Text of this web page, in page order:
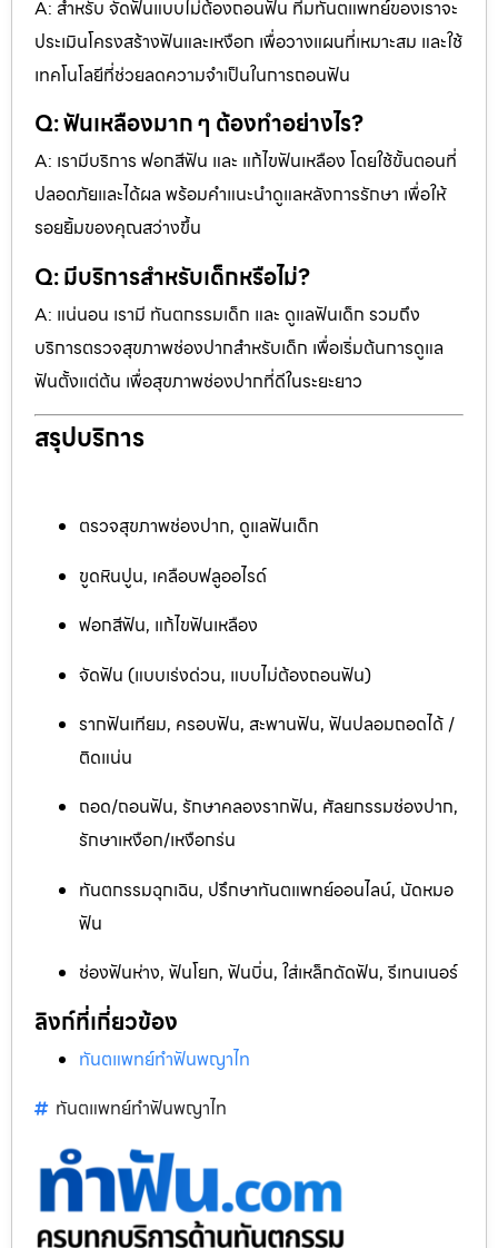
A: สำหรับ จัดฟันแบบไม่ต้องถอนฟัน ทีมทันตแพทย์ของเราจะ
ประเมินโครงสร้างฟันและเหงือก เพื่อวางแผนที่เหมาะสม และใช้
เทคโนโลยีที่ช่วยลดความจำเป็นในการถอนฟัน
Q: ฟันเหลืองมาก ๆ ต้องทำอย่างไร?
A: เรามีบริการ ฟอกสีฟัน และ แก้ไขฟันเหลือง โดยใช้ขั้นตอนที่
ปลอดภัยและได้ผล พร้อมคำแนะนำดูแลหลังการรักษา เพื่อให้
รอยยิ้มของคุณสว่างขึ้น
Q: มีบริการสำหรับเด็กหรือไม่?
A: แน่นอน เรามี ทันตกรรมเด็ก และ ดูแลฟันเด็ก รวมถึง
บริการตรวจสุขภาพช่องปากสำหรับเด็ก เพื่อเริ่มต้นการดูแล
ฟันตั้งแต่ต้น เพื่อสุขภาพช่องปากที่ดีในระยะยาว
สรุปบริการ
ตรวจสุขภาพช่องปาก, ดูแลฟันเด็ก
ขูดหินปูน, เคลือบฟลูออไรด์
ฟอกสีฟัน, แก้ไขฟันเหลือง
จัดฟัน (แบบเร่งด่วน, แบบไม่ต้องถอนฟัน)
รากฟันเทียม, ครอบฟัน, สะพานฟัน, ฟันปลอมถอดได้ /
ติดแน่น
ถอด/ถอนฟัน, รักษาคลองรากฟัน, ศัลยกรรมช่องปาก,
รักษาเหงือก/เหงือกร่น
ทันตกรรมฉุกเฉิน, ปรึกษาทันตแพทย์ออนไลน์, นัดหมอ
ฟัน
ช่องฟันห่าง, ฟันโยก, ฟันบิ่น, ใส่เหล็กดัดฟัน, รีเทนเนอร์
ลิงก์ที่เกี่ยวข้อง
ทันตแพทย์ทำฟันพญาไท
ทันตแพทย์ทำฟันพญาไท